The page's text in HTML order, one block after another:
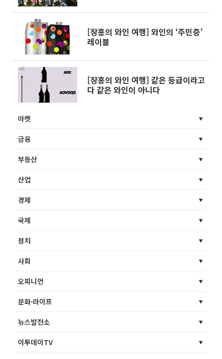
[장홍의 와인 여행] 와인의 ‘주민증’
레이블
[장홍의 와인 여행] 같은 등급이라고
다 같은 와인이 아니다
마켓
금융
부동산
산업
경제
국제
정치
사회
오피니언
문화·라이프
뉴스발전소
이투데이TV